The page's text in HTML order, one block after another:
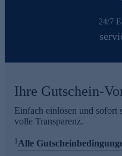
24/7
Ihre Gutschein-
Einfach einlösen und sofort
volle Transparenz.
1Alle